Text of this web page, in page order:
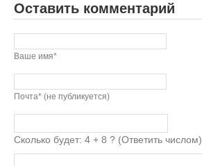
Оставить комментарий
Ваше имя*
Почта* (не публикуется)
Сколько будет: 4 + 8 ? (Ответить числом)